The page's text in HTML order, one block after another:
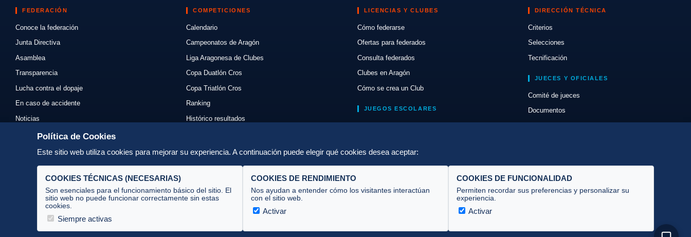
FEDERACIÓN
Conoce la federación
Junta Directiva
Asamblea
Transparencia
Lucha contra el dopaje
En caso de accidente
Noticias
Eventos
Enlaces
Contacto
COMPETICIONES
Calendario
Campeonatos de Aragón
Liga Aragonesa de Clubes
Copa Duatlón Cros
Copa Triatlón Cros
Ranking
Histórico resultados
Normativas
Organizadores
LICENCIAS Y CLUBES
Cómo federarse
Ofertas para federados
Consulta federados
Clubes en Aragón
Cómo se crea un Club
JUEGOS ESCOLARES
DIRECCIÓN TÉCNICA
Criterios
Selecciones
Tecnificación
JUECES Y OFICIALES
Comité de jueces
Documentos
Av. José Atarés 101, semisótano. 50018 Zaragoza
976 516 083 ·federacion@triatlonaragon.org
Política de Cookies
Este sitio web utiliza cookies para mejorar su experiencia. A continuación puede elegir qué cookies desea aceptar:
COOKIES TÉCNICAS (NECESARIAS)
Son esenciales para el funcionamiento básico del sitio. El
sitio web no puede funcionar correctamente sin estas
cookies.
Siempre activas
COOKIES DE RENDIMIENTO
Nos ayudan a entender cómo los visitantes interactúan
con el sitio web.
Activar
COOKIES DE FUNCIONALIDAD
Permiten recordar sus preferencias y personalizar su
experiencia.
Activar